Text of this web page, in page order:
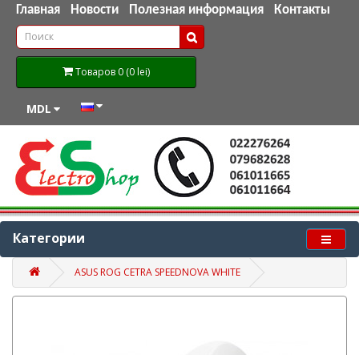
Главная Новости Полезная информация Контакты
Товаров 0 (0 lei)
MDL
Категории
ASUS ROG CETRA SPEEDNOVA WHITE